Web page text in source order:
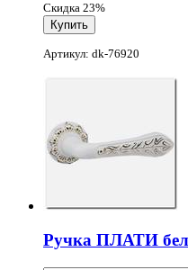
Скидка 23%
Артикул: dk-76920
Ручка ПЛАТИ